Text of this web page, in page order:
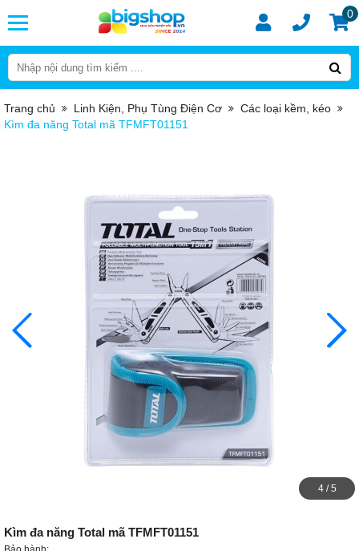
0
Trang chủ Linh Kiện, Phụ Tùng Điện Cơ
Các loại kềm, kéo
Kìm đa năng Total mã TFMFT01151
4/5
Kìm đa năng Total mã TFMFT01151